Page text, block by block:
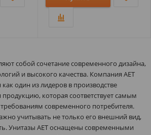
собой сочетание современного дизайна,
и высокого качества. Компания AET
один из лидеров в производстве
продукцию, которая соответствует самым
современного потребителя.
учитывать не только его внешний вид,
Унитазы AET оснащены современными